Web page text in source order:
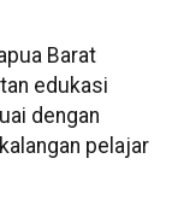
Barat
edukasi
dengan
pelajar